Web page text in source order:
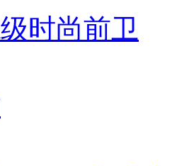
时尚前卫